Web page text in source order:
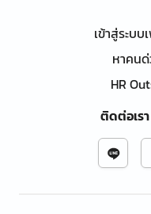
เข้าสู่ระบ
หาคนด่
HR
ติดต่อเรา